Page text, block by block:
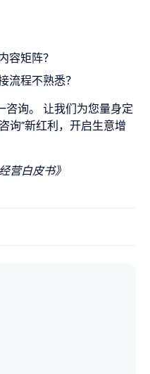
容矩阵？
流程不熟悉？
咨询。 让我们为您量身定
询”新红利，开启生意增
营白皮书》